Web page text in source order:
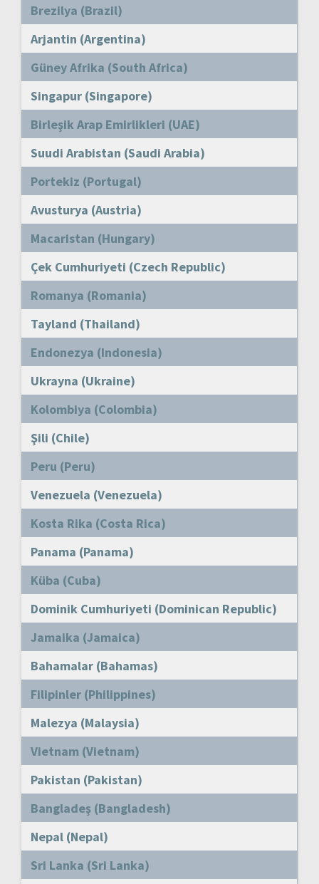
Brezilya (Brazil)
Arjantin (Argentina)
Güney Afrika (South Africa)
Singapur (Singapore)
Birleşik Arap Emirlikleri (UAE)
Suudi Arabistan (Saudi Arabia)
Portekiz (Portugal)
Avusturya (Austria)
Macaristan (Hungary)
Çek Cumhuriyeti (Czech Republic)
Romanya (Romania)
Tayland (Thailand)
Endonezya (Indonesia)
Ukrayna (Ukraine)
Kolombiya (Colombia)
Şili (Chile)
Peru (Peru)
Venezuela (Venezuela)
Kosta Rika (Costa Rica)
Panama (Panama)
Küba (Cuba)
Dominik Cumhuriyeti (Dominican Republic)
Jamaika (Jamaica)
Bahamalar (Bahamas)
Filipinler (Philippines)
Malezya (Malaysia)
Vietnam (Vietnam)
Pakistan (Pakistan)
Bangladeş (Bangladesh)
Nepal (Nepal)
Sri Lanka (Sri Lanka)